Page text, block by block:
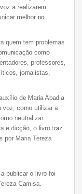
a realizarem
melhor no
quem tem problemas
como
professores,
jornalistas,
de Maria Abadia
voz, como utilizar a
neutralizar
e dicção, o livro traz
por Maria Tereza
publicar o livro foi
Camisa.